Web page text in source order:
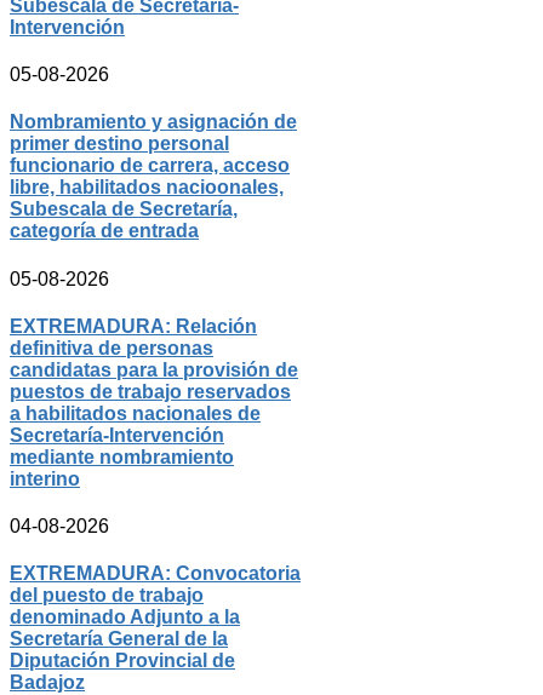
Subescala de Secretaría-
Intervención
05-08-2026
Nombramiento y asignación de
primer destino personal
funcionario de carrera, acceso
libre, habilitados nacioonales,
Subescala de Secretaría,
categoría de entrada
05-08-2026
EXTREMADURA: Relación
definitiva de personas
candidatas para la provisión de
puestos de trabajo reservados
a habilitados nacionales de
Secretaría-Intervención
mediante nombramiento
interino
04-08-2026
EXTREMADURA: Convocatoria
del puesto de trabajo
denominado Adjunto a la
Secretaría General de la
Diputación Provincial de
Badajoz